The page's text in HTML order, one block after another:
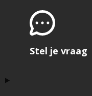
Stel je vraag